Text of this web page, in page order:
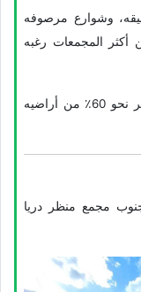
وشوارع مرصوفه
أکثر المجمعات رغبه
تبلغ مساحته حوالی 5 هکتارات، وقد تم تطویر نحو 60٪ من أراضیه
مجمع منظر دریا